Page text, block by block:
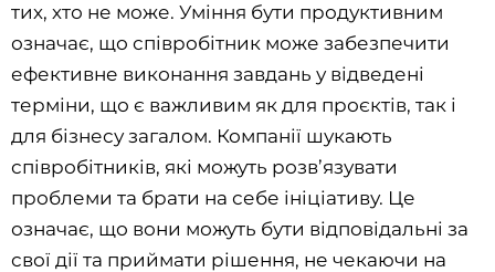
тих, хто не може. Уміння бути продуктивним
означає, що співробітник може забезпечити
ефективне виконання завдань у відведені
терміни, що є важливим як для проєктів, так і
для бізнесу загалом. Компанії шукають
співробітників, які можуть розв’язувати
проблеми та брати на себе ініціативу. Це
означає, що вони можуть бути відповідальні за
свої дії та приймати рішення, не чекаючи на